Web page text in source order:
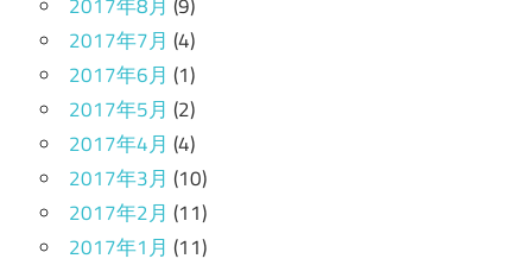
2017年7月 (4)
2017年6月 (1)
2017年5月 (2)
2017年4月 (4)
2017年3月 (10)
2017年2月 (11)
2017年1月 (11)